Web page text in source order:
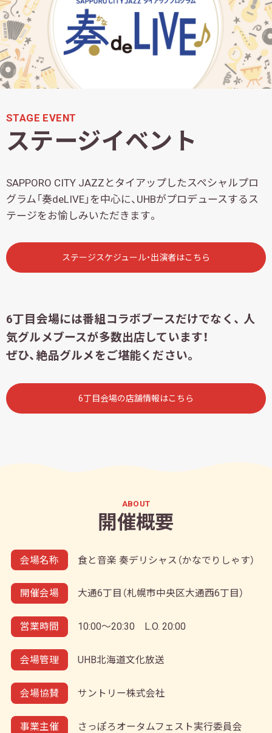
STAGE EVENT
ステージイベント
SAPPORO CITY JAZZとタイアップしたスペシャルプロ
グラム「奏deLIVE」を中心に、UHBがプロデュースするス
テージをお愉しみいただきます。
ステージスケジュール・出演者はこちら
6丁目会場には番組コラボブースだけでなく、 人
気グルメブースが多数出店しています！
ぜひ、絶品グルメをご堪能ください。
6丁目会場の店舗情報はこちら
ABOUT
開催概要
会場名称 食と音楽 奏デリシャス（かなでりしゃす）
開催会場 大通6丁目（札幌市中央区大通西6丁目）
営業時間 10:00～20:30 L.O. 20:00
会場管理 UHB北海道文化放送
会場協賛 サントリー株式会社
事業主催 さっぽろオータムフェスト実行委員会